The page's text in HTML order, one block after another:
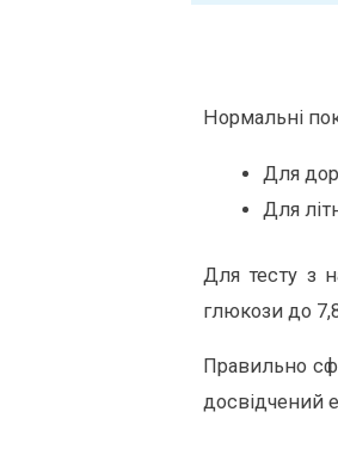
Нормальні
Для
Для
Для тесту з
глюкози до
Правильно
досвідчений